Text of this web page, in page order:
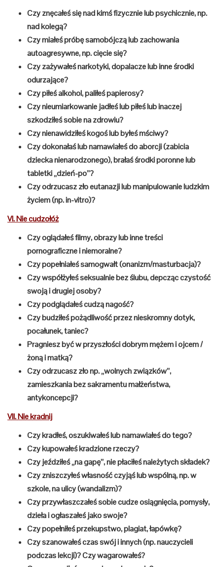
Czy znęcałeś się nad kimś fizycznie lub psychicznie, np.
nad kolegą?
Czy miałeś próbę samobójczą lub zachowania
autoagresywne, np. cięcie się?
Czy zażywałeś narkotyki, dopalacze lub inne środki
odurzające?
Czy piłeś alkohol, paliłeś papierosy?
Czy nieumiarkowanie jadłeś lub piłeś lub inaczej
szkodziłeś sobie na zdrowiu?
Czy nienawidziłeś kogoś lub byłeś mściwy?
Czy dokonałaś lub namawiałeś do aborcji (zabicia
dziecka nienarodzonego), brałaś środki poronne lub
tabletki „dzień-po”?
Czy odrzucasz zło eutanazji lub manipulowanie ludzkim
życiem (np. in-vitro)?
VI. Nie cudzołóż
Czy oglądałeś filmy, obrazy lub inne treści
pornograficzne i niemoralne?
Czy popełniałeś samogwałt (onanizm/masturbacja)?
Czy współżyłeś seksualnie bez ślubu, depcząc czystość
swoją i drugiej osoby?
Czy podglądałeś cudzą nagość?
Czy budziłeś pożądliwość przez nieskromny dotyk,
pocałunek, taniec?
Pragniesz być w przyszłości dobrym mężem i ojcem /
żoną i matką?
Czy odrzucasz zło np. „wolnych związków”,
zamieszkania bez sakramentu małżeństwa,
antykoncepcji?
VII. Nie kradnij
Czy kradłeś, oszukiwałeś lub namawiałeś do tego?
Czy kupowałeś kradzione rzeczy?
Czy jeździłeś „na gapę”, nie płaciłeś należytych składek?
Czy zniszczyłeś własność czyjąś lub wspólną, np. w
szkole, na ulicy (wandalizm)?
Czy przywłaszczałeś sobie cudze osiągnięcia, pomysły,
dzieła i ogłaszałeś jako swoje?
Czy popełniłeś przekupstwo, plagiat, łapówkę?
Czy szanowałeś czas swój i innych (np. nauczycieli
podczas lekcji)? Czy wagarowałeś?